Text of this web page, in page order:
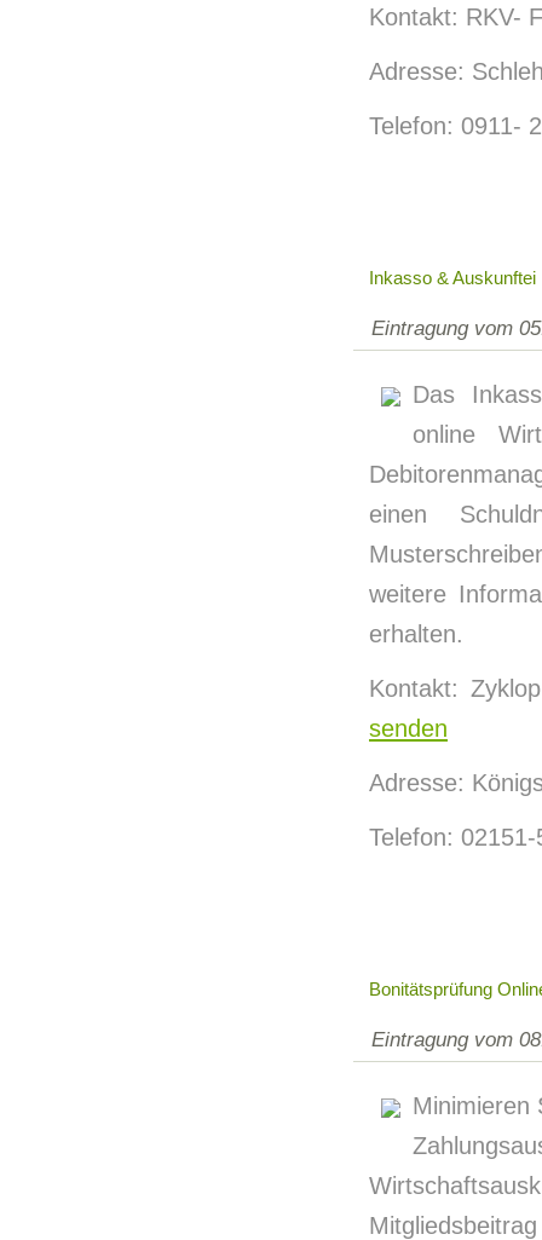
Kontakt: RKV-
Adresse:
Telefon: 0911-
Inkasso & Auskunftei
Eintragung vom
Das
online
einen
weitere
erhalten.
Kontakt:
senden
Adresse:
Telefon:
Bonitätsprüfung
Eintragung vom
Minimieren